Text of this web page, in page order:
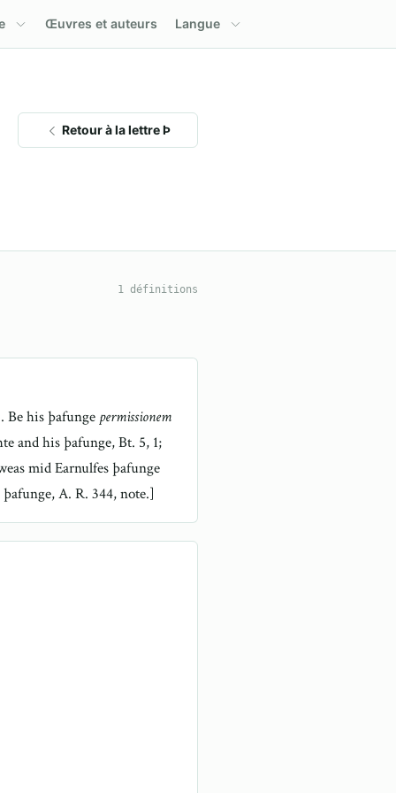
Œuvres et auteurs Langue
Retour à la lettre Þ
1 définitions
Be his þafunge permissionem
and his þafunge, Bt. 5, 1;
mid Earnulfes þafunge
A. R. 344, note.]